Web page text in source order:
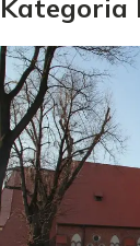
Kategoria